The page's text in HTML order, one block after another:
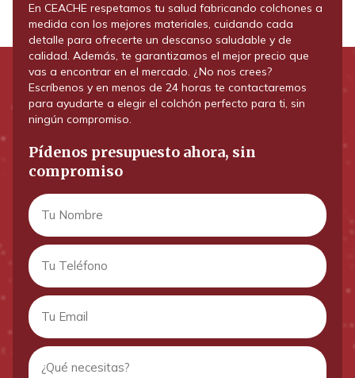
En CEACHE respetamos tu salud fabricando colchones a
medida con los mejores materiales, cuidando cada
detalle para ofrecerte un descanso saludable y de
calidad. Además, te garantizamos el mejor precio que
vas a encontrar en el mercado. ¿No nos crees?
Escríbenos y en menos de 24 horas te contactaremos
para ayudarte a elegir el colchón perfecto para ti, sin
ningún compromiso.
Pídenos presupuesto ahora, sin
compromiso